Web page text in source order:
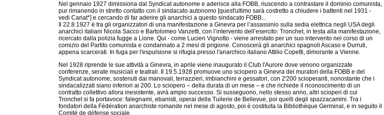
Nel gennaio 1927 dimissiona dal Syndicat autonome e aderisce alla FOBB, riuscendo a contrastare il dominio comunista,
pur rimanendo in stretto contatto con il sindacato autonomo [quest'ultimo sarà costretto a chiudere i battenti nel 1931 -
vedi Cariat*] e cercando di far aderire gli anarchici a questo sindacato FOBB...
Il 22.8.1927 è tra gli organizzatori di una manifestazione a Ginevra per l’assassinio sulla sedia elettrica negli USA degli
anarchici italiani Nicola Sacco e Bartolomeo Vanzetti, con l’intervento dell’esercito: Tronchet, in testa alla manifestazione,
ricercato dalla polizia fugge a Lione. Qui - come Lucien Vignotto - viene arrestato per un suo intervento nel corso di un
comizio del Partito comunista e condannato a 2 mesi di prigione. Conoscerà gli anarchici spagnoli Ascaso e Durruti,
appena scarcerati. In fuga per l'espulsione si rifugia presso l'anarchico italiano Attilio Copetti, dimorante a Vienne.
Nel 1928 riprende le sue attività a Ginevra, in aprile viene inaugurato il Club l'Aurore dove venono organizzate
conferenze, serate musiciali e teatrali. Il 19.5.1928 promuove uno sciopero a Ginevra dei muratori della FOBB e del
Syndicat autonome, sostenuti dai manovali, terrazzieri, imbianchini e gessatori, con 2'200 scioperanti, nonostante che i
sindacalizzati siano inferiori ai 200. Lo sciopero – della durata di un mese – e che richiede il riconoscimento di un
contratto collettivo allora inesistente, avrà ampio successo. Si susseguono, nello stesso anno, altri scioperi di cui
Tronchet si fa portavoce: falegnami, ebanisti, operai della Tuilerie de Bellevue, poi quelli degli spazzacamini. Tra i
fondatori della Fédération anarchiste romande nel mese di agosto, poi è costituita la Bibliothèque Germinal, e in seguito il
Comité de défense sociale.